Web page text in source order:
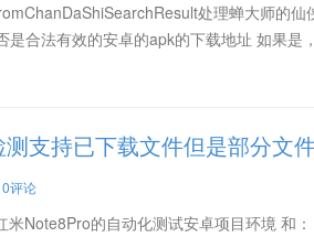
处理蝉大师的仙
合法有效的安卓的apk的下载地址 如果是
测支持已下载文件但是部分文
0评论
Note8Pro的自动化测试安卓项目环境 和